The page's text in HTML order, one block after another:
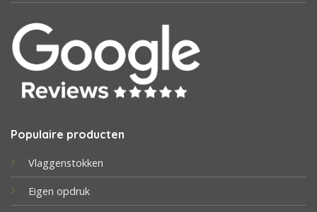
Populaire producten
Vlaggenstokken
Eigen opdruk